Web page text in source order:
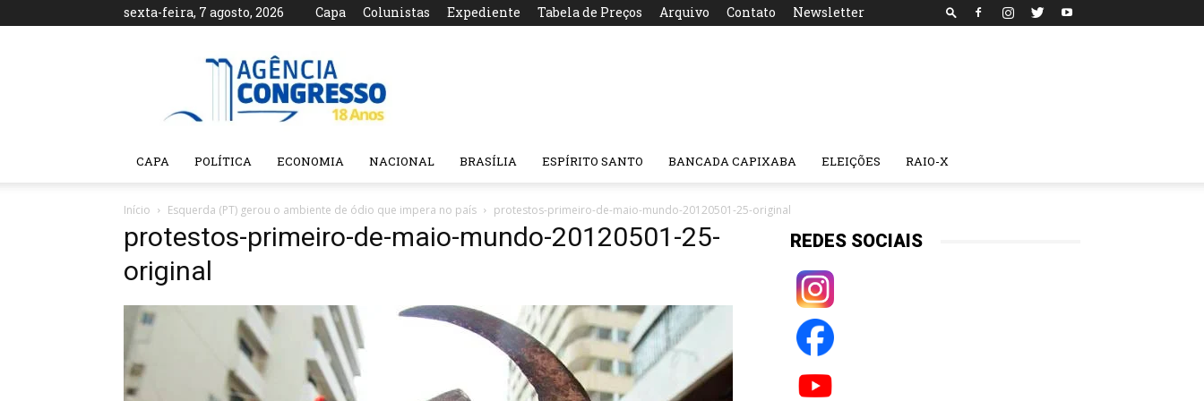
sexta-feira, 7 agosto, 2026 Capa Colunistas Expediente Tabela de Preços Arquivo Contato Newsletter
Agência
CAPA POLÍTICA ECONOMIA NACIONAL BRASÍLIA ESPÍRITO SANTO BANCADA CAPIXABA ELEIÇÕES RAIO-X
Início Esquerda (PT) gerou o ambiente de ódio que impera no país protestos-primeiro-de-maio-mundo-20120501-25-original
protestos-primeiro-de-maio-mundo-20120501-25-
original
REDES SOCIAIS